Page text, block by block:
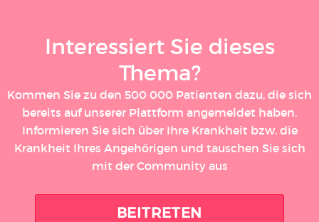
Interessiert Sie dieses
Thema?
Kommen Sie zu den 500 000 Patienten dazu, die sich
bereits auf unserer Plattform angemeldet haben.
Informieren Sie sich über Ihre Krankheit bzw. die
Krankheit Ihres Angehörigen und tauschen Sie sich
mit der Community aus
BEITRETEN